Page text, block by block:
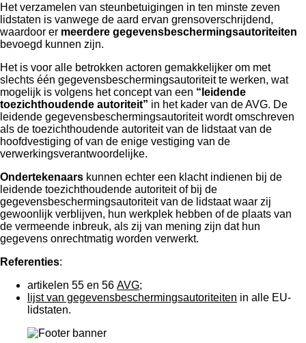
Het verzamelen van steunbetuigingen in ten minste zeven
lidstaten is vanwege de aard ervan grensoverschrijdend,
waardoor er meerdere gegevensbeschermingsautoriteiten
bevoegd kunnen zijn.
Het is voor alle betrokken actoren gemakkelijker om met
slechts één gegevensbeschermingsautoriteit te werken, wat
mogelijk is volgens het concept van een “leidende
toezichthoudende autoriteit” in het kader van deAVG. De
leidende gegevensbeschermingsautoriteit wordt omschreven
als de toezichthoudende autoriteit van de lidstaat van de
hoofdvestiging of van de enige vestiging van de
verwerkingsverantwoordelijke.
Ondertekenaars kunnen echter een klacht indienen bij de
leidende toezichthoudende autoriteit of bij de
gegevensbeschermingsautoriteit van de lidstaat waar zij
gewoonlijk verblijven, hun werkplek hebben of de plaats van
de vermeende inbreuk, als zij van mening zijn dat hun
gegevens onrechtmatig worden verwerkt.
Referenties:
artikelen 55 en 56 AVG;
lijst van gegevensbeschermingsautoriteiten in alle EU-
lidstaten.